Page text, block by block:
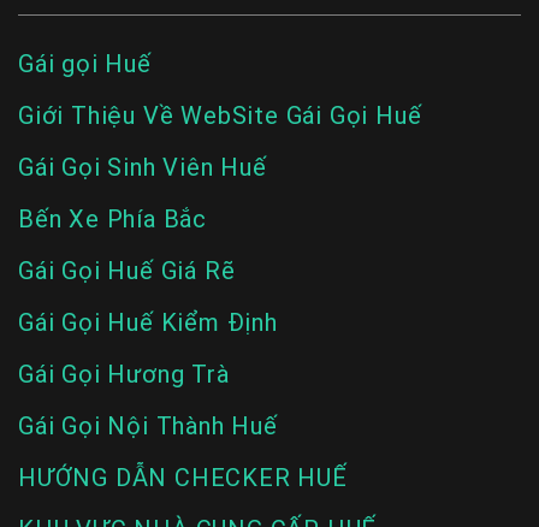
Gái gọi Huế
Giới Thiệu Về WebSite Gái Gọi Huế
Gái Gọi Sinh Viên Huế
Bến Xe Phía Bắc
Gái Gọi Huế Giá Rẽ
Gái Gọi Huế Kiểm Định
Gái Gọi Hương Trà
Gái Gọi Nội Thành Huế
HƯỚNG DẪN CHECKER HUẾ